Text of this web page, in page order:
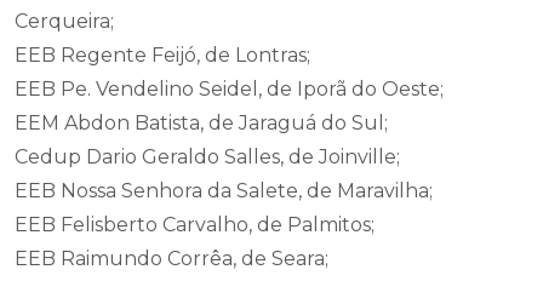
Cerqueira;
EEB Regente Feijó, de Lontras;
EEB Pe. Vendelino Seidel, de Iporã do Oeste;
EEM Abdon Batista, de Jaraguá do Sul;
Cedup Dario Geraldo Salles, de Joinville;
EEB Nossa Senhora da Salete, de Maravilha;
EEB Felisberto Carvalho, de Palmitos;
EEB Raimundo Corrêa, de Seara;